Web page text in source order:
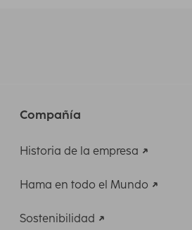
Compañía
Historia de la empresa
Hama en todo el Mundo
Sostenibilidad